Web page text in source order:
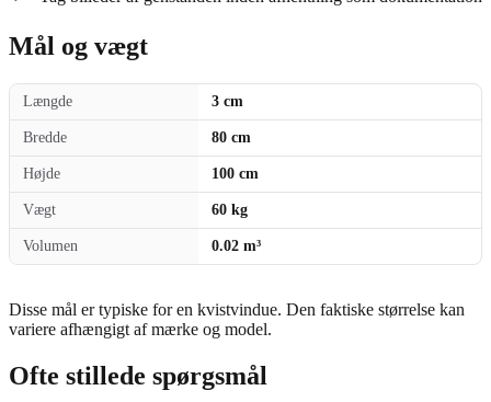
Mål og vægt
Længde 3 cm
Bredde 80 cm
Højde 100 cm
Vægt 60 kg
Volumen 0.02 m³
Disse mål er typiske for en kvistvindue. Den faktiske størrelse kan
variere afhængigt af mærke og model.
Ofte stillede spørgsmål